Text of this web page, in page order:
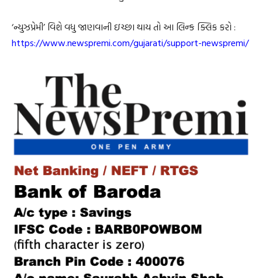
‘ન્યુઝપ્રેમી’ વિશે વધુ જાણવાની ઇચ્છા થાય તો આ લિન્ક ક્લિક કરો :
https://www.newspremi.com/gujarati/support-newspremi/